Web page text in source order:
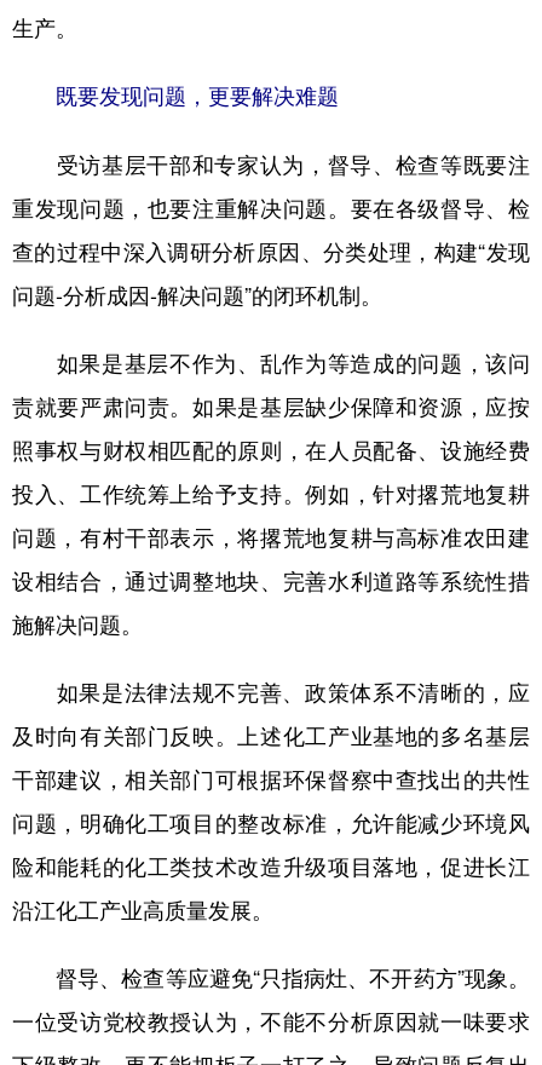
生产。
既要发现问题，更要解决难题
受访基层干部和专家认为，督导、检查等既要注
重发现问题，也要注重解决问题。要在各级督导、检
查的过程中深入调研分析原因、分类处理，构建“发现
问题-分析成因-解决问题”的闭环机制。
如果是基层不作为、乱作为等造成的问题，该问
责就要严肃问责。如果是基层缺少保障和资源，应按
照事权与财权相匹配的原则，在人员配备、设施经费
投入、工作统筹上给予支持。例如，针对撂荒地复耕
问题，有村干部表示，将撂荒地复耕与高标准农田建
设相结合，通过调整地块、完善水利道路等系统性措
施解决问题。
如果是法律法规不完善、政策体系不清晰的，应
及时向有关部门反映。上述化工产业基地的多名基层
干部建议，相关部门可根据环保督察中查找出的共性
问题，明确化工项目的整改标准，允许能减少环境风
险和能耗的化工类技术改造升级项目落地，促进长江
沿江化工产业高质量发展。
督导、检查等应避免“只指病灶、不开药方”现象。
一位受访党校教授认为，不能不分析原因就一味要求